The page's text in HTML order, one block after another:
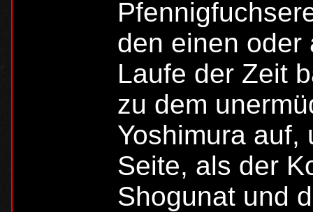
den einen oder
Laufe der Zeit
zu dem
Yoshimura auf,
Seite, als der
Shogunat und